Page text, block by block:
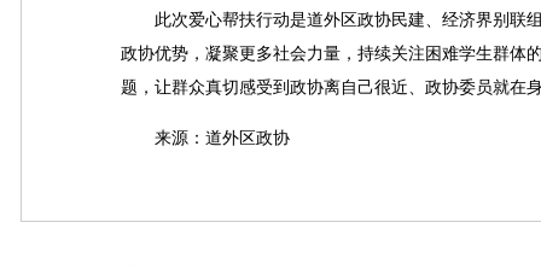
此次爱心帮扶行动是道外区政协民建、经济界别联
政协优势，凝聚更多社会力量，持续关注困难学生群体
题，让群众真切感受到政协离自己很近、政协委员就在
来源：道外区政协